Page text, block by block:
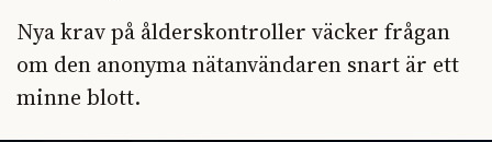
Nya krav på ålderskontroller väcker frågan
om den anonyma nätanvändaren snart är ett
minne blott.